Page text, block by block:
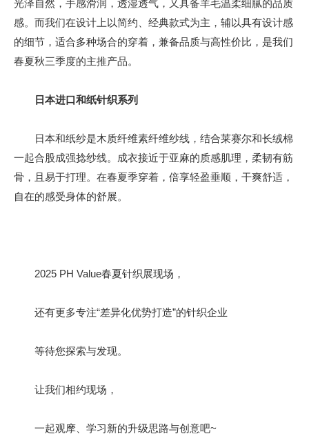
光泽自然，手感滑润，透湿透气，又具备羊毛温柔细腻的品质
感。而我们在设计上以简约、经典款式为主，辅以具有设计感
的细节，适合多种场合的穿着，兼备品质与高性价比，是我们
春夏秋三季度的主推产品。
日本进口和纸针织系列
日本和纸纱是木质纤维素纤维纱线，结合莱赛尔和长绒棉
一起合股成强捻纱线。成衣接近于亚麻的质感肌理，柔韧有筋
骨，且易于打理。在春夏季穿着，倍享轻盈垂顺，干爽舒适，
自在的感受身体的舒展。
2025 PH Value春夏针织展现场，
还有更多专注“差异化优势打造”的针织企业
等待您探索与发现。
让我们相约现场，
一起观摩、学习新的升级思路与创意吧~